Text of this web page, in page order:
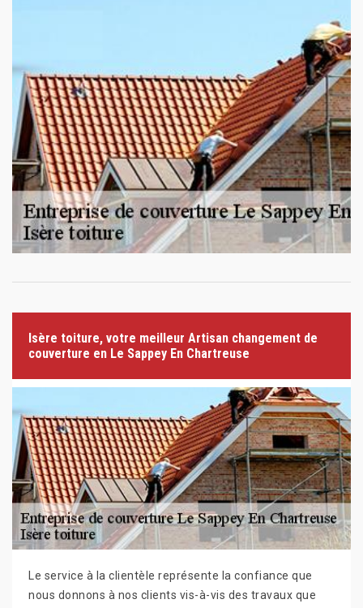
Isère toiture, votre meilleur Artisan changement de
couverture en Le Sappey En Chartreuse
Le service à la clientèle représente la confiance que
nous donnons à nos clients vis-à-vis des travaux que